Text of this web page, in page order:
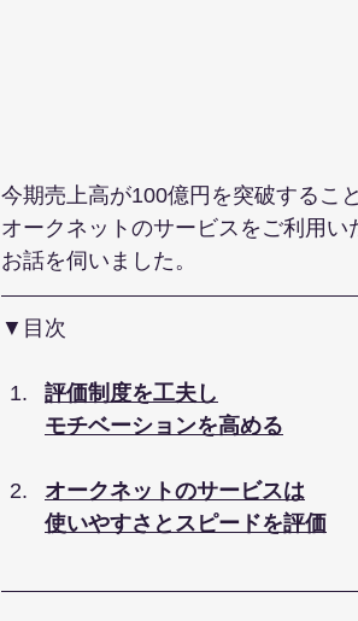
今期売上高が100億円を突破するこ
オークネットのサービスをご利用
お話を伺いました。
▼目次
評価制度を工夫し
モチベーションを高める
オークネットのサービスは
使いやすさとスピードを評価